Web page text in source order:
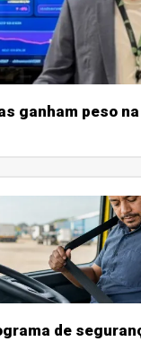
ganham peso
de